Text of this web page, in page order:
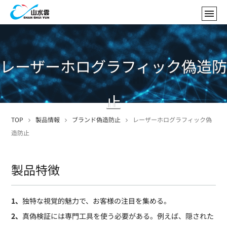
レーザーホログラフィック偽造防
止
TOP 製品情報 ブランド偽造防止
レーザーホログラフィック偽
造防止
製品特徴
1、独特な視覚的魅力で、お客様の注目を集める。
2、 真偽検証には専門工具を使う必要がある。例えば、隠された